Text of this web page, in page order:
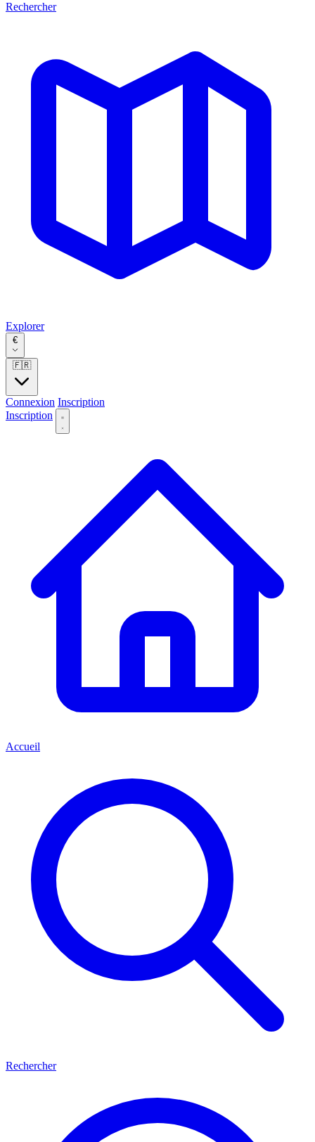
Rechercher
Explorer
€
🇫🇷
Connexion Inscription
Inscription
Accueil
Rechercher